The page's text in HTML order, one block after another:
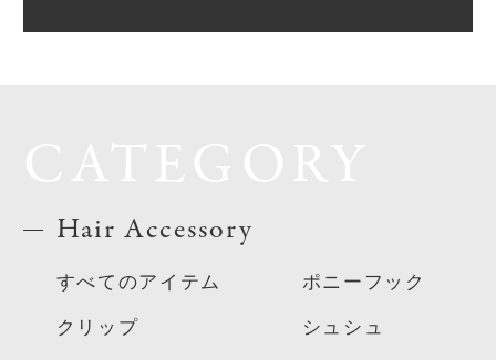
Hair Accessory
すべてのアイテム
クリップ
ポニーフック
シュシュ